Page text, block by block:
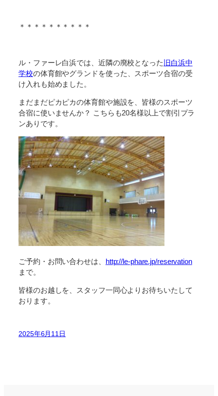
＊＊＊＊＊＊＊＊＊＊
ル・ファーレ白浜では、近隣の廃校となった 旧白浜中
学校の体育館やグランドを使った、スポーツ合宿の受
け入れも始めました。
まだまだピカピカの体育館や施設を、皆様のスポーツ
合宿に使いませんか？ こちらも20名様以上で割引プラ
ンありです。
ご予約・お問い合わせは、 http://le-phare.jp/reservation
まで。
皆様のお越しを、スタッフ一同心よりお待ちいたして
おります。
2025年6月11日